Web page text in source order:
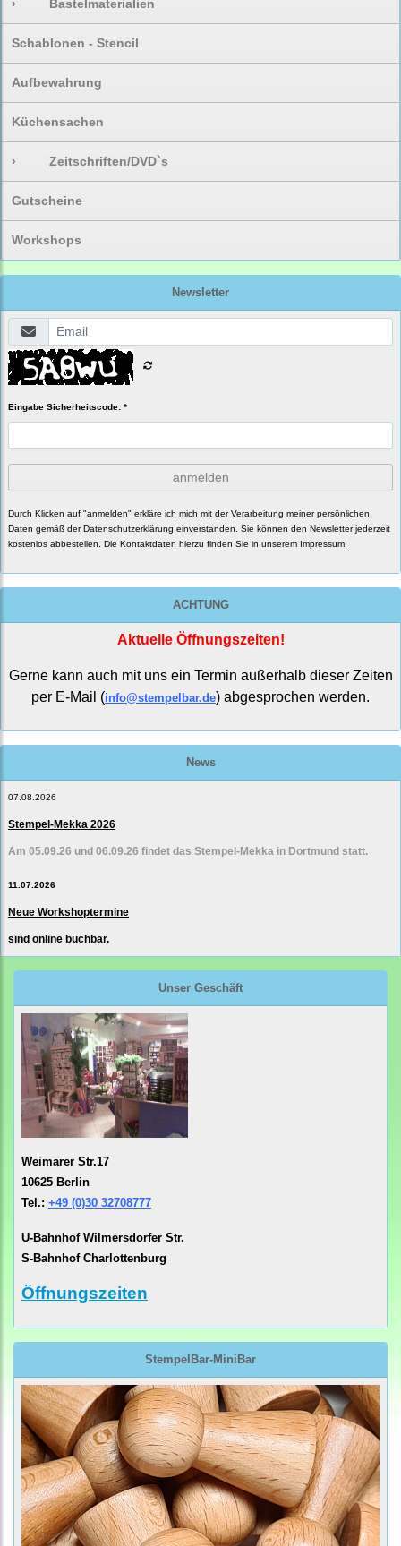
› Bastelmaterialien
Schablonen - Stencil
Aufbewahrung
Küchensachen
› Zeitschriften/DVD`s
Gutscheine
Workshops
Newsletter
Eingabe Sicherheitscode: *
anmelden
Durch Klicken auf "anmelden" erkläre ich mich mit der Verarbeitung meiner persönlichen
Daten gemäß derDatenschutzerklärung einverstanden. Sie können den Newsletter jederzeit
kostenlos abbestellen. Die Kontaktdaten hierzu finden Sie in unserem Impressum.
ACHTUNG
Aktuelle Öffnungszeiten!
Gerne kann auch mit uns ein Termin außerhalb dieser Zeiten
per E-Mail (info@stempelbar.de) abgesprochen werden.
News
07.08.2026
Stempel-Mekka 2026
Am 05.09.26 und 06.09.26 findet das Stempel-Mekka in Dortmund statt.
11.07.2026
Neue Workshoptermine
sind online buchbar.
Unser Geschäft
Weimarer Str.17
10625 Berlin
Tel.: +49 (0)30 32708777
U-Bahnhof Wilmersdorfer Str.
S-Bahnhof Charlottenburg
Öffnungszeiten
StempelBar-MiniBar